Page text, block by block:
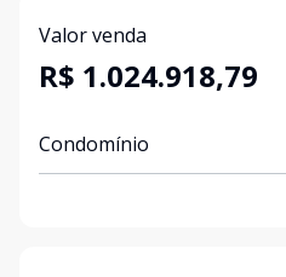
Valor venda
R$ 1.024.918,79
Condomínio